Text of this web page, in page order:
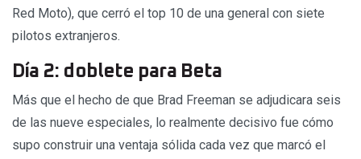
Red Moto), que cerró el top 10 de una general con siete
pilotos extranjeros.
Día 2: doblete para Beta
Más que el hecho de que Brad Freeman se adjudicara seis
de las nueve especiales, lo realmente decisivo fue cómo
supo construir una ventaja sólida cada vez que marcó el